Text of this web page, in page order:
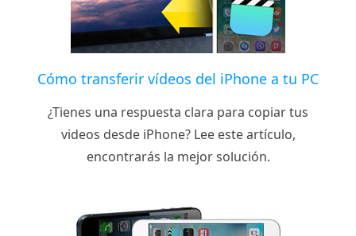
Cómo transferir vídeos del iPhone a tu PC
¿Tienes una respuesta clara para copiar tus
videos desde iPhone? Lee este artículo,
encontrarás la mejor solución.